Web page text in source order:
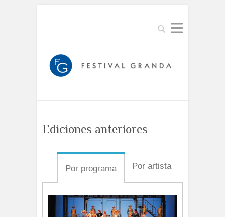
Buscar
Ediciones anteriores
Por programa Por artista